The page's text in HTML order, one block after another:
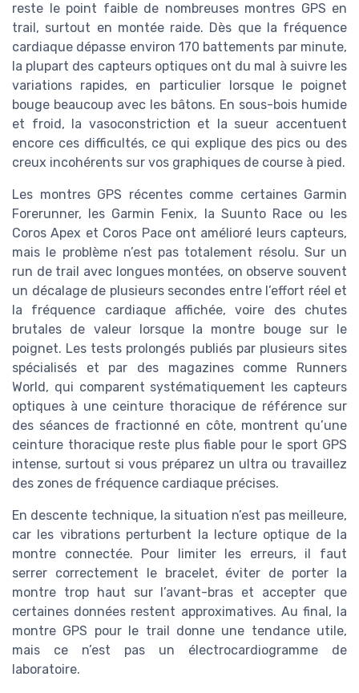
reste le point faible de nombreuses montres GPS en
trail, surtout en montée raide. Dès que la fréquence
cardiaque dépasse environ 170 battements par minute,
la plupart des capteurs optiques ont du mal à suivre les
variations rapides, en particulier lorsque le poignet
bouge beaucoup avec les bâtons. En sous-bois humide
et froid, la vasoconstriction et la sueur accentuent
encore ces difficultés, ce qui explique des pics ou des
creux incohérents sur vos graphiques de course à pied.
Les montres GPS récentes comme certaines Garmin
Forerunner, les Garmin Fenix, la Suunto Race ou les
Coros Apex et Coros Pace ont amélioré leurs capteurs,
mais le problème n’est pas totalement résolu. Sur un
run de trail avec longues montées, on observe souvent
un décalage de plusieurs secondes entre l’effort réel et
la fréquence cardiaque affichée, voire des chutes
brutales de valeur lorsque la montre bouge sur le
poignet. Les tests prolongés publiés par plusieurs sites
spécialisés et par des magazines comme Runners
World, qui comparent systématiquement les capteurs
optiques à une ceinture thoracique de référence sur
des séances de fractionné en côte, montrent qu’une
ceinture thoracique reste plus fiable pour le sport GPS
intense, surtout si vous préparez un ultra ou travaillez
des zones de fréquence cardiaque précises.
En descente technique, la situation n’est pas meilleure,
car les vibrations perturbent la lecture optique de la
montre connectée. Pour limiter les erreurs, il faut
serrer correctement le bracelet, éviter de porter la
montre trop haut sur l’avant-bras et accepter que
certaines données restent approximatives. Au final, la
montre GPS pour le trail donne une tendance utile,
mais ce n’est pas un électrocardiogramme de
laboratoire.